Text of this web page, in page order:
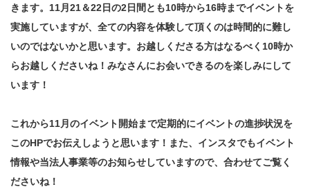
きます。11月21＆22日の2日間とも10時から16時までイベントを
実施していますが、全ての内容を体験して頂くのは時間的に難し
いのではないかと思います。お越しくださる方はなるべく10時か
らお越しくださいね！みなさんにお会いできるのを楽しみにして
います！
これから11月のイベント開始まで定期的にイベントの進捗状況を
このHPでお伝えしようと思います！また、インスタでもイベント
情報や当法人事業等のお知らせしていますので、合わせてご覧く
ださいね！